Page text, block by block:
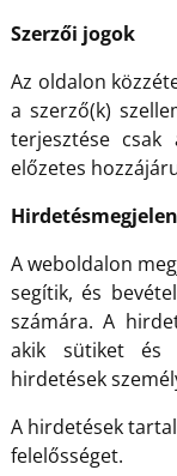
Szerzői jogok
Az oldalon
a szerző(k)
terjesztése
előzetes
A weboldalon
segítik, és
számára. A
akik sütiket és
hirdetések
A hirdetések
felelősséget.